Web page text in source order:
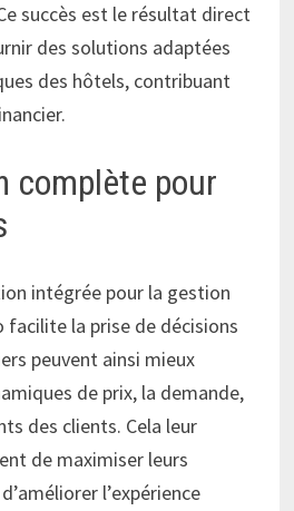
succès est le résultat direct
des solutions adaptées
des hôtels, contribuant
complète pour
intégrée pour la gestion
facilite la prise de décisions
peuvent ainsi mieux
de prix, la demande,
des clients. Cela leur
de maximiser leurs
l’expérience